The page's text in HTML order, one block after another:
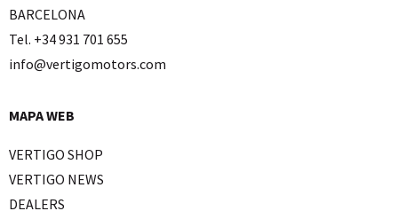
BARCELONA
Tel. +34 931 701 655
info@vertigomotors.com
MAPA WEB
VERTIGO SHOP
VERTIGO NEWS
DEALERS